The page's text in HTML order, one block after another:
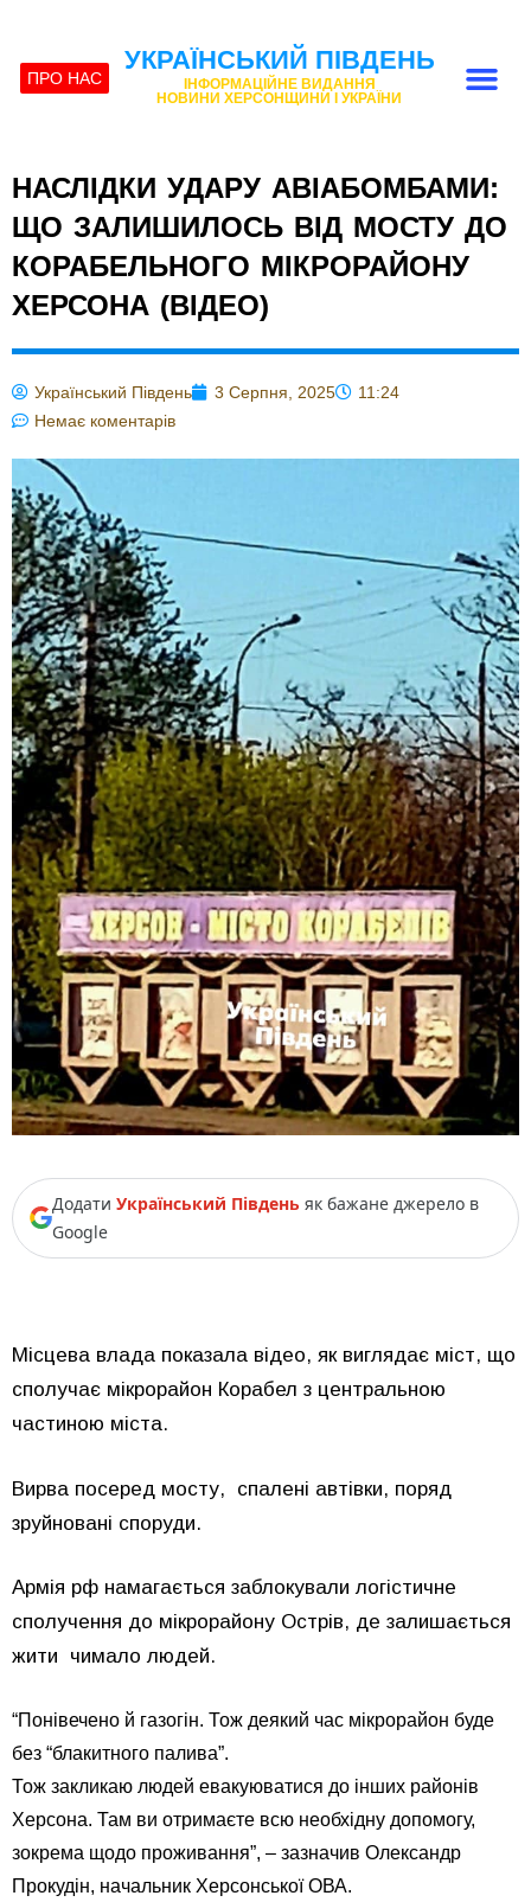
ПРО НАС
УКРАЇНСЬКИЙ ПІВДЕНЬ
ІНФОРМАЦІЙНЕ ВИДАННЯ
НОВИНИ ХЕРСОНЩИНИ І УКРАЇНИ
НАСЛІДКИ УДАРУ АВІАБОМБАМИ:
ЩО ЗАЛИШИЛОСЬ ВІД МОСТУ ДО
КОРАБЕЛЬНОГО МІКРОРАЙОНУ
ХЕРСОНА (ВІДЕО)
Український Південь 3 Серпня, 2025
11:24
Немає коментарів
Додати Український Південь як бажане джерело в
Google
Місцева влада показала відео, як виглядає міст, що
сполучає мікрорайон Корабел з центральною
частиною міста.
Вирва посеред мосту, спалені автівки, поряд
зруйновані споруди.
Армія рф намагається заблокували логістичне
сполучення до мікрорайону Острів, де залишається
жити чимало людей.
“Понівечено й газогін. Тож деякий час мікрорайон буде
без “блакитного палива”.
Тож закликаю людей евакуюватися до інших районів
Херсона. Там ви отримаєте всю необхідну допомогу,
зокрема щодо проживання”, – зазначив Олександр
Прокудін, начальник Херсонської ОВА.